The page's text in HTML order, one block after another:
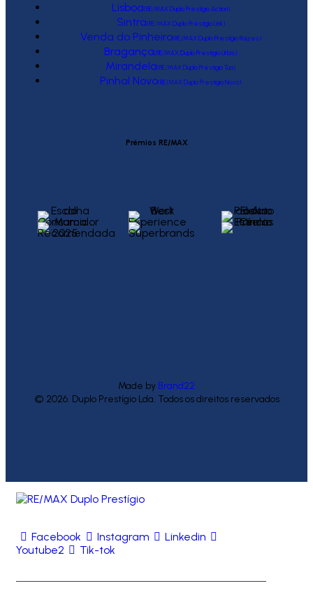
Lisboa(RE/MAX Duplo Prestígio Action)
Sintra(RE/MAX Duplo Prestígio Link)
Venda do Pinheiro(RE/MAX Duplo Prestígio Raízes)
Bragança(RE/MAX Duplo Prestígio Urbis)
Mirandela(RE/MAX Duplo Prestígio Tua)
Pinhal Novo(RE/MAX Duplo Prestígio Novo)
Prémios RE/MAX
Made by Brand22
© 2026. Duplo Prestígio Lda. Todos os direitos reservados
Facebook Instagram
Linkedin
Youtube2
Tik-tok